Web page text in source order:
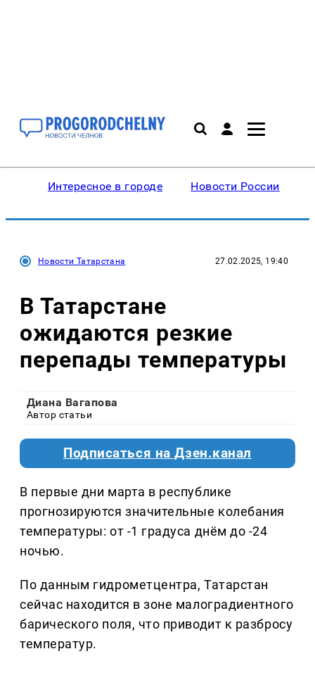
Интересное в городе Новости России
Новости Татарстана 27.02.2025, 19:40
В Татарстане
ожидаются резкие
перепады температуры
Диана Вагапова
Автор статьи
Подписаться на Дзен.канал
В первые дни марта в республике
прогнозируются значительные колебания
температуры: от -1 градуса днём до -24
ночью.
По данным гидрометцентра, Татарстан
сейчас находится в зоне малоградиентного
барического поля, что приводит к разбросу
температур.